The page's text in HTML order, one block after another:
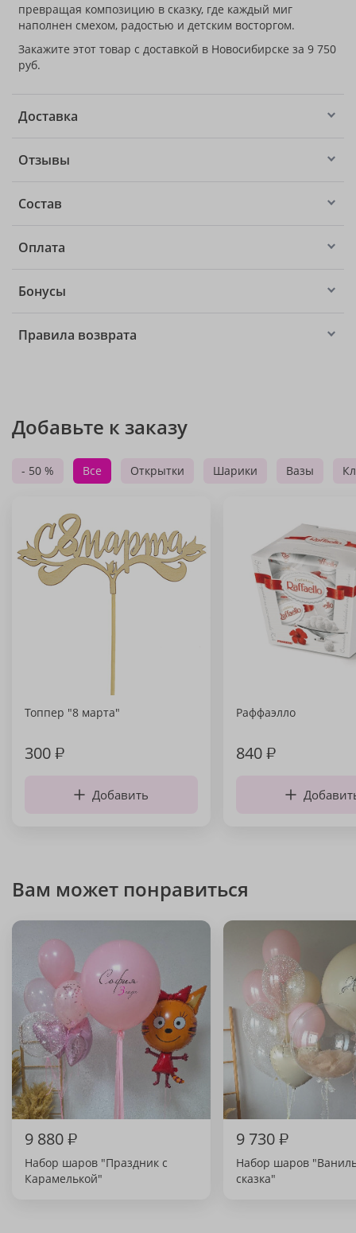
превращая композицию в сказку, где каждый миг
наполнен смехом, радостью и детским восторгом.
Закажите этот товар с доставкой в Новосибирске за 9 750
руб.
Доставка
Отзывы
Состав
Оплата
Бонусы
Правила возврата
Добавьте к заказу
- 50 % Все Открытки Шарики Вазы
Топпер "8 марта"
300₽
Добавить
Раффаэлло
840₽
Вам может понравиться
9 880₽
Набор шаров "Праздник с
Карамелькой"
9 730₽
Набор шаров
сказка"